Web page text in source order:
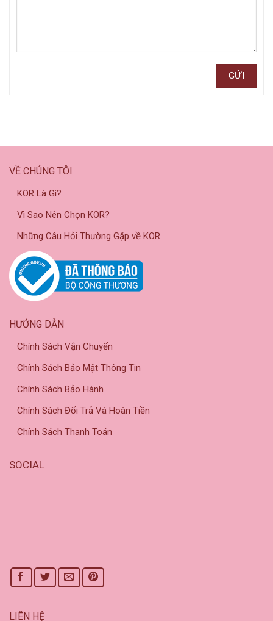
VỀ CHÚNG TÔI
KOR Là Gì?
Vì Sao Nên Chọn KOR?
Những Câu Hỏi Thường Gặp về KOR
HƯỚNG DẪN
Chính Sách Vận Chuyển
Chính Sách Bảo Mật Thông Tin
Chính Sách Bảo Hành
Chính Sách Đổi Trả Và Hoàn Tiền
Chính Sách Thanh Toán
SOCIAL
LIÊN HỆ